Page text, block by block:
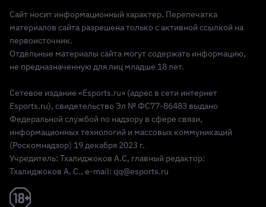
Реклама 18+
Сайт носит информационный характер. Перепечатка
материалов сайта разрешена только с активной ссылкой на
первоисточник.
Отдельные материалы сайта могут содержать информацию,
не предназначенную для лиц младше 18 лет.
Сетевое издание «Esports.ru» (адрес в сети интернет
Esports.ru), свидетельство Эл № ФС77-86483 выдано
Федеральной службой по надзору в сфере связи,
информационных технологий и массовых коммуникаций
(Роскомнадзор) 19 декабря 2023 г.
Учредитель: Тхалиджоков А.С, главный редактор:
Тхалиджоков А. С., e-mail: qq@esports.ru